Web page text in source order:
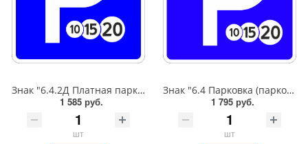
Знак "6.4.2Д Платная парковка для автотранспорта»,B=600,Тип А Коммерческая (3 года),металл 0.8 мм
1 585 руб.
шт
Знак "6.4 Парковка (парковочное место)",B=600,Тип А (1б) Микропризм. (7-9 лет)металл 0.8 мм
1 795 руб.
шт